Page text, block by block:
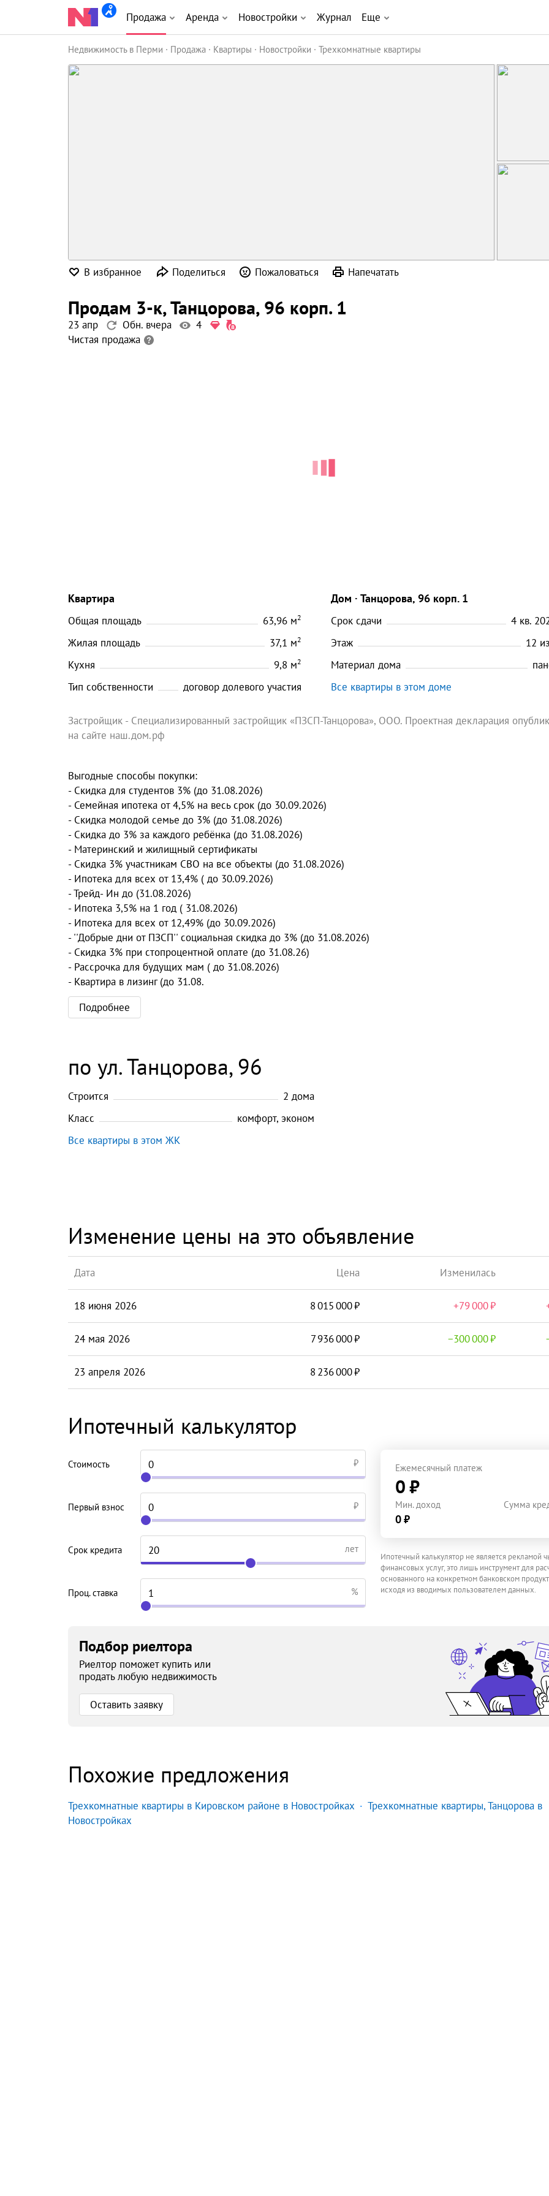
Продажа Аренда Новостройки Журнал Еще
Недвижимость в Перми Продажа Квартиры Новостройки Трехкомнатные квартиры
В избранное Поделиться Пожаловаться Напечатать
продам 3-к, Танцорова, 96 корп. 1
23 апр Обн. вчера 4
Чистая продажа
Квартира
Общая площадь 63,96 м2
Жилая площадь 37,1 м2
Кухня 9,8 м2
Тип собственности договор долевого участия
Дом Танцорова, 96 корп. 1
Срок сдачи
4 кв.
Этаж
12 из
Материал дома
Все квартиры в этом доме
Застройщик - Специализированный застройщик «ПЗСП-Танцорова», ООО. Проектная декларация
на сайте наш.дом.рф
Выгодные способы покупки:
- Скидка для студентов 3% (до 31.08.2026)
- Семейная ипотека от 4,5% на весь срок (до 30.09.2026)
- Скидка молодой семье до 3% (до 31.08.2026)
- Скидка до 3% за каждого ребёнка (до 31.08.2026)
- Материнский и жилищный сертификаты
- Скидка 3% участникам СВО на все объекты (до 31.08.2026)
- Ипотека для всех от 13,4% ( до 30.09.2026)
- Трейд- Ин до (31.08.2026)
- Ипотека 3,5% на 1 год ( 31.08.2026)
- Ипотека для всех от 12,49% (до 30.09.2026)
- ''Добрые дни от ПЗСП'' социальная скидка до 3% (до 31.08.2026)
- Скидка 3% при стопроцентной оплате (до 31.08.26)
- Рассрочка для будущих мам ( до 31.08.2026)
- Квартира в лизинг (до 31.08.
Подробнее
по ул. Танцорова, 96
Строится 2 дома
Класс
комфорт, эконом
Все квартиры в этом ЖК
Изменение цены на это объявление
Дата Цена Изменилась
18 июня 2026 8 015 000 +79 000
24 мая 2026 7 936 000 −300 000
23 апреля 2026 8 236 000
Ипотечный калькулятор
Стоимость ₽
Первый взнос ₽
Срок кредита лет
Проц. ставка %
Ежемесячный платеж
0 ₽
Мин. доход
0 ₽
Сумма
Ипотечный калькулятор не является рекламой
финансовых услуг, это лишь инструмент для
основанного на конкретном банковском
исходя из вводимых пользователем данных.
Подбор риелтора
Риелтор поможет купить или
продать любую недвижимость
Оставить заявку
Похожие предложения
Трехкомнатные квартиры в Кировском районе в Новостройках
Трехкомнатные квартиры, Танцорова в
Новостройках